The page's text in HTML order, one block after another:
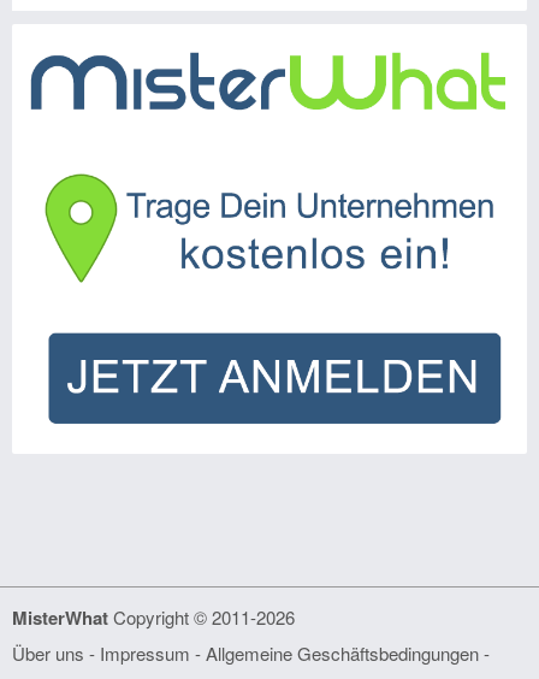
MisterWhatCopyright © 2011-2026
Über uns - Impressum -Allgemeine Geschäftsbedingungen-